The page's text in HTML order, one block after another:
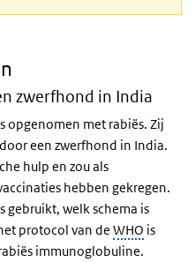
zwerfhond in India
opgenomen met rabiës. Zij
een zwerfhond in India.
hulp en zou als
hebben gekregen.
gebruikt, welk schema is
protocol van de WHO is
immunoglobuline.